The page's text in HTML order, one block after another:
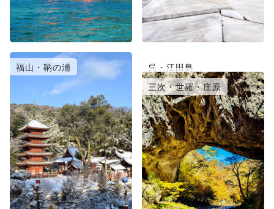
福山・鞆の浦
呉・江田島
竹原・三原
三次・世羅・庄原